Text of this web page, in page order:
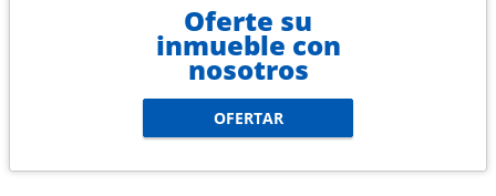
Oferte su
inmueble con
nosotros
OFERTAR